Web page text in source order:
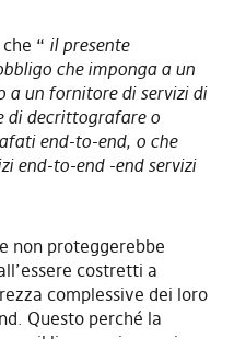
“ il presente
che imponga a un
a un fornitore di servizi di
di decrittografare o
end-to-end, o che
end-to-end -end servizi
non proteggerebbe
costretti a
complessive dei loro
Questo perché la